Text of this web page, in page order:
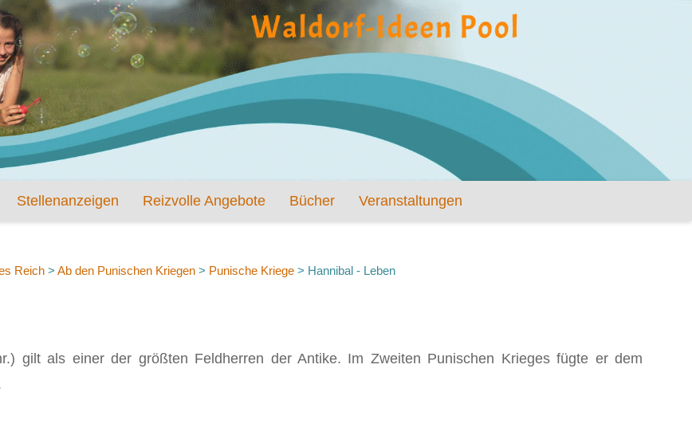
Stellenanzeigen Reizvolle Angebote Bücher Veranstaltungen
Reich > Ab den Punischen Kriegen > Punische Kriege > Hannibal - Leben
gilt als einer der größten Feldherren der Antike. Im Zweiten Punischen Krieges fügte er dem